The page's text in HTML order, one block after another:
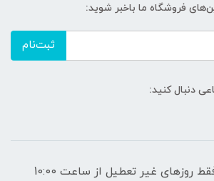
فروشگاه ما باخبر شوید:
ثبت‌نام
دنبال کنید:
ساعات پاسخگویی: فقط روزهای غیر تعطیل از ساعت 10:00